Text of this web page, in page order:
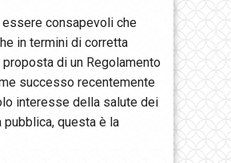
consapevoli che
in termini di corretta
proposta di un Regolamento
successo recentemente
interesse della salute dei
questa è la